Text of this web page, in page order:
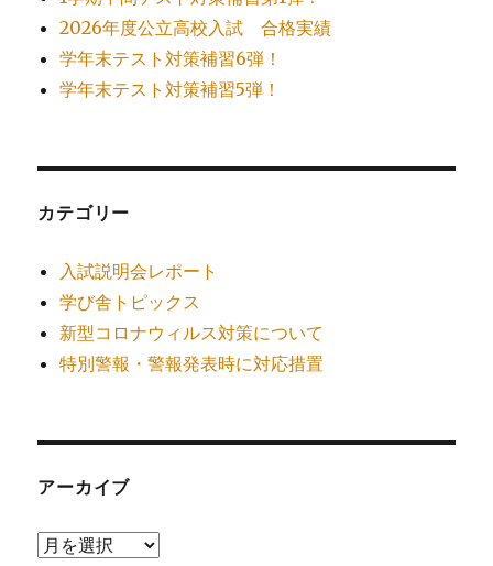
2026年度公立高校入試 合格実績
学年末テスト対策補習6弾！
学年末テスト対策補習5弾！
カテゴリー
入試説明会レポート
学び舎トピックス
新型コロナウィルス対策について
特別警報・警報発表時に対応措置
アーカイブ
ア